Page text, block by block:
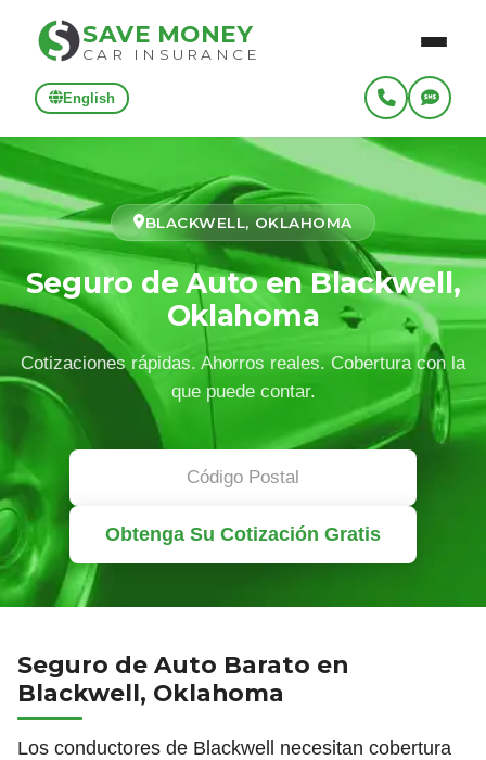
SAVE MONEY
CAR INSURANCE
English
BLACKWELL, OKLAHOMA
Seguro de Auto en Blackwell,
Oklahoma
Cotizaciones rápidas. Ahorros reales. Cobertura con la
que puede contar.
Obtenga Su Cotización Gratis
Seguro de Auto Barato en
Blackwell, Oklahoma
Los conductores de Blackwell necesitan cobertura